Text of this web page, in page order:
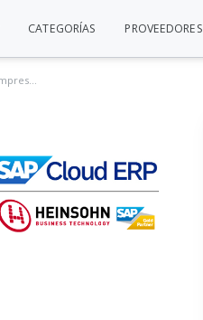
CATEGORÍAS PROVEEDORES
Software Comercial Integral para Empresas – SAP Cloud ERP con CRM y Control de Ventas